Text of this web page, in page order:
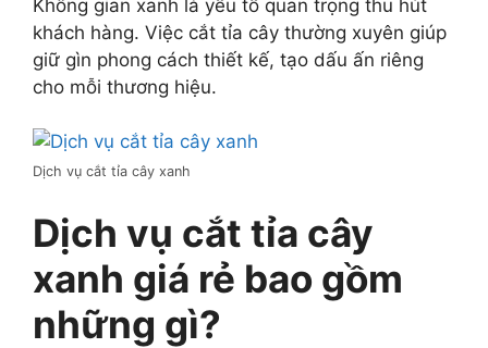
Không gian xanh là yếu tố quan trọng thu hút
khách hàng. Việc cắt tỉa cây thường xuyên giúp
giữ gìn phong cách thiết kế, tạo dấu ấn riêng
cho mỗi thương hiệu.
Dịch vụ cắt tỉa cây xanh
Dịch vụ cắt tỉa cây
xanh giá rẻ bao gồm
những gì?